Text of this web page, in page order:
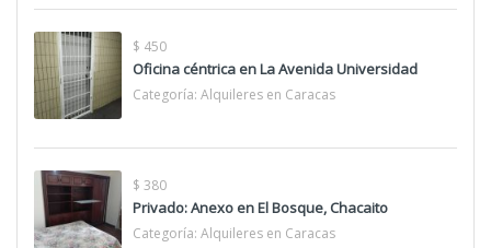
$ 450
Oficina céntrica en La Avenida Universidad
Categoría: Alquileres en Caracas
$ 380
Privado: Anexo en El Bosque, Chacaito
Categoría: Alquileres en Caracas